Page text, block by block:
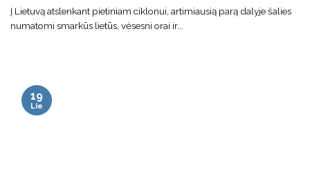
Į Lietuvą atslenkant pietiniam ciklonui, artimiausią parą dalyje šalies
numatomi smarkūs lietūs, vėsesni orai ir...
19
Lie